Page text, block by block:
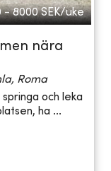
- 8000 SEK/uke
nära
Roma
och leka
ha ...